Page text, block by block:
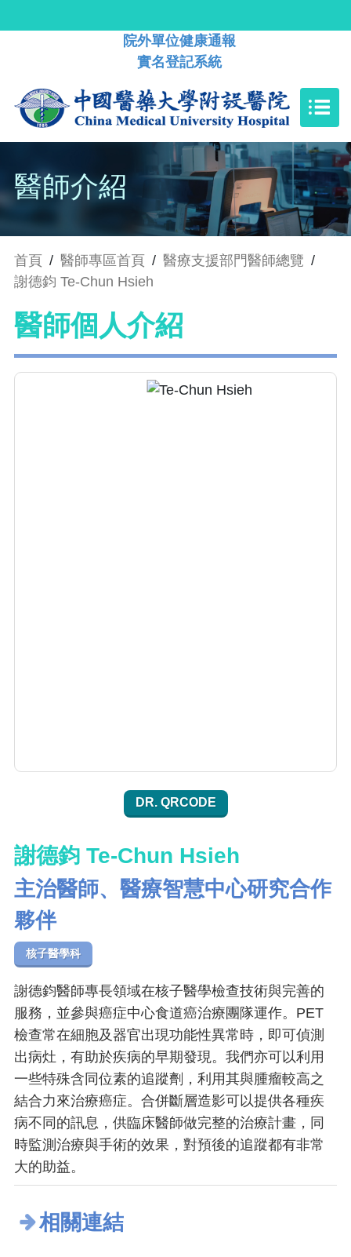
院外單位健康通報
實名登記系統
醫師介紹
首頁 / 醫師專區首頁 / 醫療支援部門醫師總覽 /
謝德鈞 Te-Chun Hsieh
醫師個人介紹
DR. QRCODE
謝德鈞 Te-Chun Hsieh
主治醫師、醫療智慧中心研究合作
夥伴
核子醫學科
謝德鈞醫師專長領域在核子醫學檢查技術與完善的
服務，並參與癌症中心食道癌治療團隊運作。PET
檢查常在細胞及器官出現功能性異常時，即可偵測
出病灶，有助於疾病的早期發現。我們亦可以利用
一些特殊含同位素的追蹤劑，利用其與腫瘤較高之
結合力來治療癌症。合併斷層造影可以提供各種疾
病不同的訊息，供臨床醫師做完整的治療計畫，同
時監測治療與手術的效果，對預後的追蹤都有非常
大的助益。
相關連結